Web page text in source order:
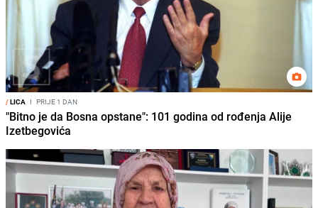
/LICA I PRIJE 1 DAN
"Bitno je da Bosna opstane": 101 godina od rođenja Alije
Izetbegovića